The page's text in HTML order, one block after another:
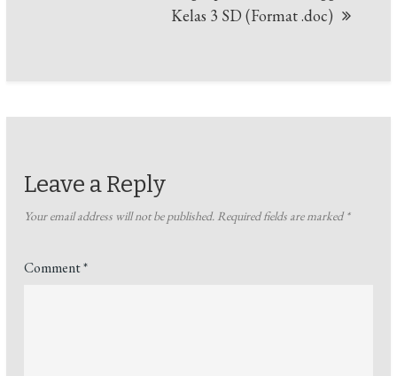
Kelas 3 SD (Format .doc)
Leave a Reply
Your email address will not be published. Required fields are marked*
Comment*